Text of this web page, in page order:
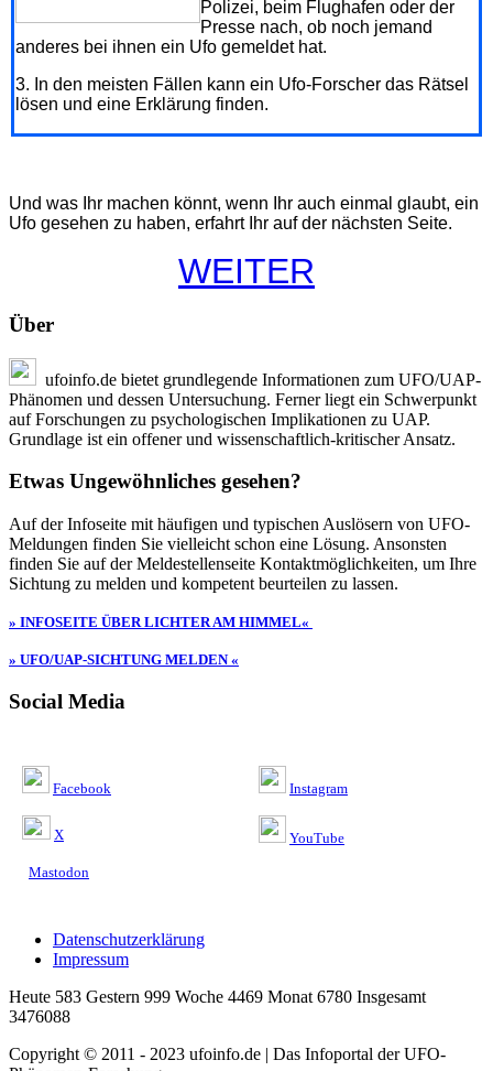
Polizei, beim Flughafen oder der
Presse nach, ob noch jemand
anderes bei ihnen ein Ufo gemeldet hat.
3. In den meisten Fällen kann ein Ufo-Forscher das Rätsel
lösen und eine Erklärung finden.
Und was Ihr machen könnt, wenn Ihr auch einmal glaubt, ein
Ufo gesehen zu haben, erfahrt Ihr auf der nächsten Seite.
WEITER
Über
ufoinfo.de bietet grundlegende Informationen zum UFO/UAP-
Phänomen und dessen Untersuchung. Ferner liegt ein Schwerpunkt
auf Forschungen zu psychologischen Implikationen zu UAP.
Grundlage ist ein offener und wissenschaftlich-kritischer Ansatz.
Etwas Ungewöhnliches gesehen?
Auf der Infoseite mit häufigen und typischen Auslösern von UFO-
Meldungen finden Sie vielleicht schon eine Lösung. Ansonsten
finden Sie auf der Meldestellenseite Kontaktmöglichkeiten, um Ihre
Sichtung zu melden und kompetent beurteilen zu lassen.
» INFOSEITE ÜBER LICHTER AM HIMMEL«
» UFO/UAP-SICHTUNG MELDEN «
Social Media
Facebook
X
Mastodon
Instagram
YouTube
Datenschutzerklärung
Impressum
Heute 583 Gestern 999 Woche 4469 Monat 6780 Insgesamt
3476088
Copyright © 2011 - 2023 ufoinfo.de | Das Infoportal der UFO-